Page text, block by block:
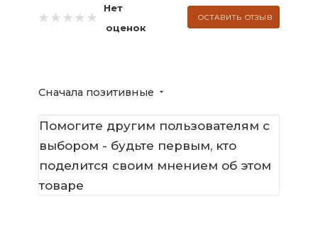
Нет
оценок
ОСТАВИТЬ ОТЗЫВ
Сначала позитивные
Помогите другим пользователям с
выбором - будьте первым, кто
поделится своим мнением об этом
товаре